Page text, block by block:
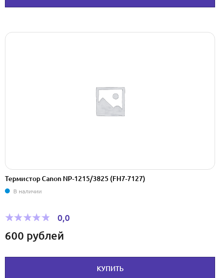
Термистор Canon NP-1215/3825 (FH7-7127)
В наличии
0,0
600 рублей
КУПИТЬ